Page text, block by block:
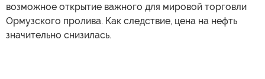
возможное открытие важного для мировой торговли
Ормузского пролива. Как следствие, цена на нефть
значительно снизилась.